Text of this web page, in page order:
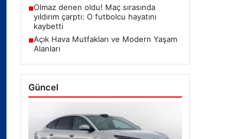
■Olmaz denen oldu! Maç sırasında
yıldırım çarptı: O futbolcu hayatını
kaybetti
■Açık Hava Mutfakları ve Modern Yaşam
Alanları
Güncel